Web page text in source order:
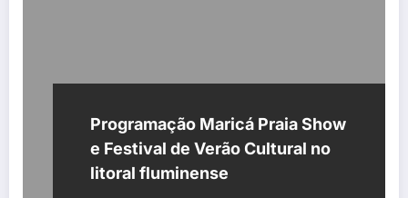
Programação Maricá Praia Show
e Festival de Verão Cultural no
litoral fluminense